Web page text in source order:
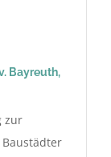
Bayreuth,
zur